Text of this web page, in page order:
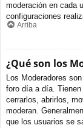
moderación en cada
configuraciones
Arriba
¿Qué son los
Los Moderadores
foro día a día. Tienen
cerrarlos, abrirlos,
moderan.
que los usuarios se